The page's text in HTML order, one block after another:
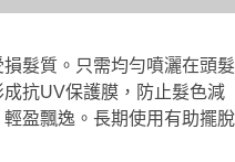
髮質。只需均勻噴灑在頭髮
成抗UV保護膜，防止髮色減
盈飄逸。長期使用有助擺脫